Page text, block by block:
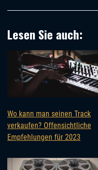
Lesen Sie auch:
Wo kann man seinen Track
verkaufen? Offensichtliche
Empfehlungen für 2023